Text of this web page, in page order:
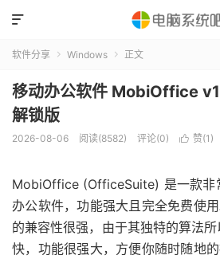

软件分享  Windows  正文
移动办公软件 MobiOffice
解锁版
2026-08-06 阅读(8582) 评论(0)  赞(1 )
MobiOffice (OfficeSuite) 是一款非
办公软件，功能强大且完全免费使
的兼容性很强，由于其独特的算法
快，功能很强大，方便你随时随地